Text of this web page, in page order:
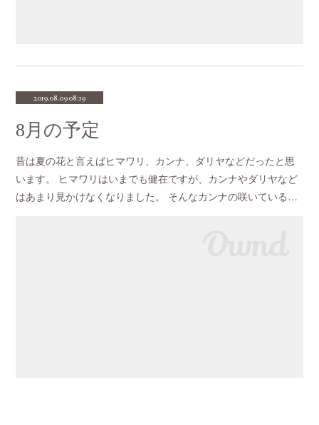
2019.08.09 08:19
8月の予定
昔は夏の花と言えばヒマワリ、カンナ、ダリヤなどだったと思
います。 ヒマワリはいまでも健在ですが、カンナやダリヤなど
はあまり見かけなくなりました。 そんなカンナの咲いている…